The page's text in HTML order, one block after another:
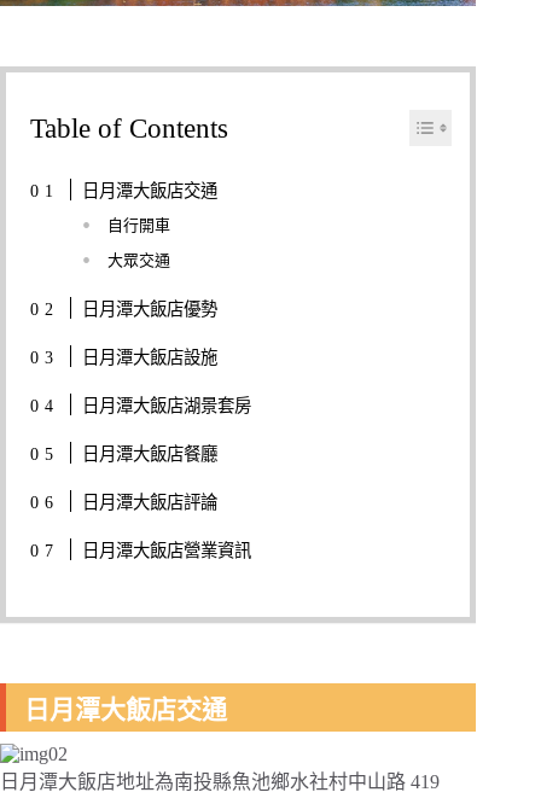
Table of Contents
日月潭大飯店交通
自行開車
大眾交通
日月潭大飯店優勢
日月潭大飯店設施
日月潭大飯店湖景套房
日月潭大飯店餐廳
日月潭大飯店評論
日月潭大飯店營業資訊
日月潭大飯店交通
日月潭大飯店地址為南投縣魚池鄉水社村中山路 419